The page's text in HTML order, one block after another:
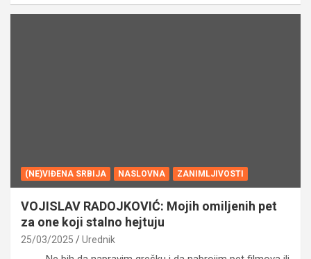
(NE)VIĐENA SRBIJA NASLOVNA ZANIMLJIVOSTI
VOJISLAV RADOJKOVIĆ: Mojih omiljenih pet
za one koji stalno hejtuju
25/03/2025 Urednik